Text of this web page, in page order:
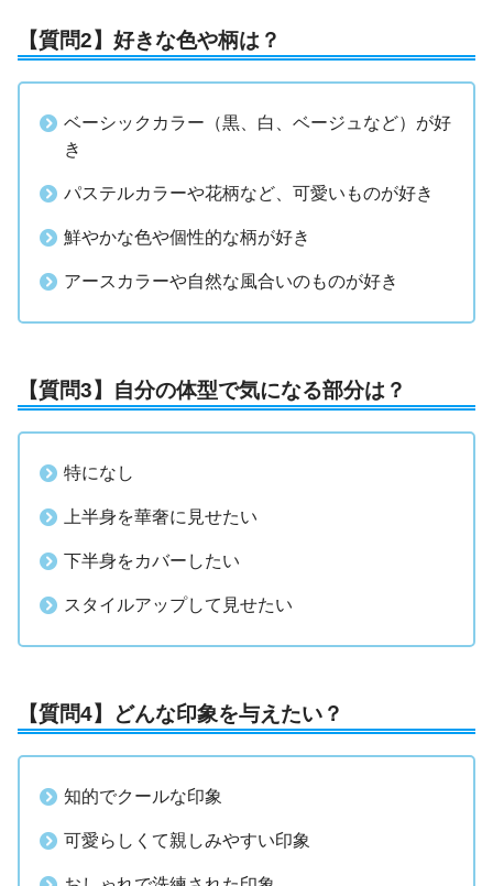
【質問2】好きな色や柄は？
ベーシックカラー（黒、白、ベージュなど）が好
き
パステルカラーや花柄など、可愛いものが好き
鮮やかな色や個性的な柄が好き
アースカラーや自然な風合いのものが好き
【質問3】自分の体型で気になる部分は？
特になし
上半身を華奢に見せたい
下半身をカバーしたい
スタイルアップして見せたい
【質問4】どんな印象を与えたい？
知的でクールな印象
可愛らしくて親しみやすい印象